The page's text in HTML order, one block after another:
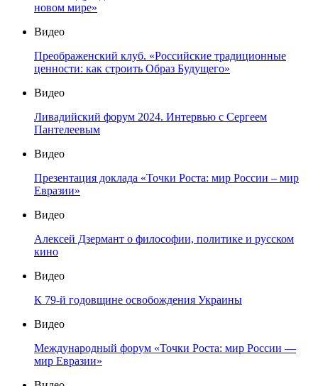
новом мире»
Видео
Преображенский клуб. «Российские традиционные
ценности: как строить Образ Будущего»
Видео
Ливадийский форум 2024. Интервью с Сергеем
Пантелеевым
Видео
Презентация доклада «Точки Роста: мир России – мир
Евразии»
Видео
Алексей Дзермант о философии, политике и русском
кино
Видео
К 79-й годовщине освобождения Украины
Видео
Международный форум «Точки Роста: мир России —
мир Евразии»